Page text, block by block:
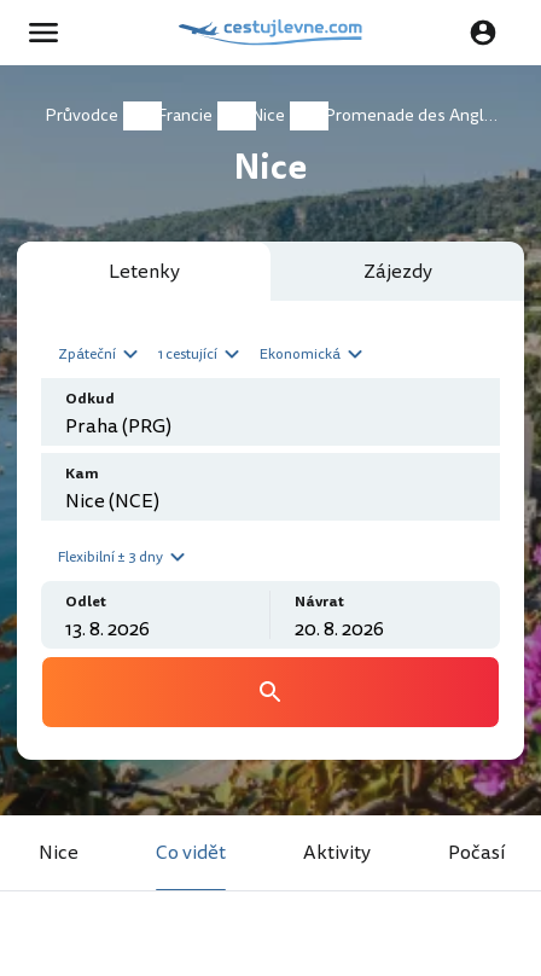
Průvodce Francie Nice Promenade des Anglais
Nice
Letenky Zájezdy
Zpáteční 1 cestující Ekonomická
Odkud
Kam
Flexibilní ± 3 dny
Odlet Návrat
Nice Co vidět Aktivity Počasí